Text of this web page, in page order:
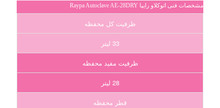
مشخصات فنی اتوکلاو رایپا Raypa Autoclave AE-28DRY
ظرفیت کل محفظه
33 لیتر
ظرفیت مفید محفظه
28 لیتر
قطر محفظه